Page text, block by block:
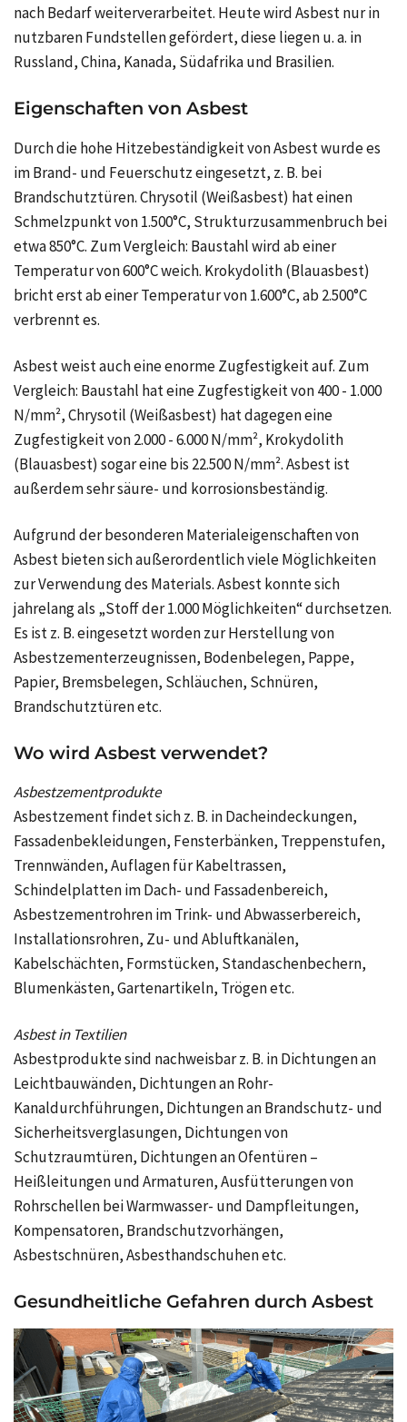
nach Bedarf weiterverarbeitet. Heute wird Asbest nur in
nutzbaren Fundstellen gefördert, diese liegen u. a. in
Russland, China, Kanada, Südafrika und Brasilien.
Eigenschaften von Asbest
Durch die hohe Hitzebeständigkeit von Asbest wurde es
im Brand- und Feuerschutz eingesetzt, z. B. bei
Brandschutztüren. Chrysotil (Weißasbest) hat einen
Schmelzpunkt von 1.500°C, Strukturzusammenbruch bei
etwa 850°C. Zum Vergleich: Baustahl wird ab einer
Temperatur von 600°C weich. Krokydolith (Blauasbest)
bricht erst ab einer Temperatur von 1.600°C, ab 2.500°C
verbrennt es.
Asbest weist auch eine enorme Zugfestigkeit auf. Zum
Vergleich: Baustahl hat eine Zugfestigkeit von 400 - 1.000
N/mm², Chrysotil (Weißasbest) hat dagegen eine
Zugfestigkeit von 2.000 - 6.000 N/mm², Krokydolith
(Blauasbest) sogar eine bis 22.500 N/mm². Asbest ist
außerdem sehr säure- und korrosionsbeständig.
Aufgrund der besonderen Materialeigenschaften von
Asbest bieten sich außerordentlich viele Möglichkeiten
zur Verwendung des Materials. Asbest konnte sich
jahrelang als „Stoff der 1.000 Möglichkeiten“ durchsetzen.
Es ist z. B. eingesetzt worden zur Herstellung von
Asbestzementerzeugnissen, Bodenbelegen, Pappe,
Papier, Bremsbelegen, Schläuchen, Schnüren,
Brandschutztüren etc.
Wo wird Asbest verwendet?
Asbestzementprodukte
Asbestzement findet sich z. B. in Dacheindeckungen,
Fassadenbekleidungen, Fensterbänken, Treppenstufen,
Trennwänden, Auflagen für Kabeltrassen,
Schindelplatten im Dach- und Fassadenbereich,
Asbestzementrohren im Trink- und Abwasserbereich,
Installationsrohren, Zu- und Abluftkanälen,
Kabelschächten, Formstücken, Standaschenbechern,
Blumenkästen, Gartenartikeln, Trögen etc.
Asbest in Textilien
Asbestprodukte sind nachweisbar z. B. in Dichtungen an
Leichtbauwänden, Dichtungen an Rohr-
Kanaldurchführungen, Dichtungen an Brandschutz- und
Sicherheitsverglasungen, Dichtungen von
Schutzraumtüren, Dichtungen an Ofentüren –
Heißleitungen und Armaturen, Ausfütterungen von
Rohrschellen bei Warmwasser- und Dampfleitungen,
Kompensatoren, Brandschutzvorhängen,
Asbestschnüren, Asbesthandschuhen etc.
Gesundheitliche Gefahren durch Asbest